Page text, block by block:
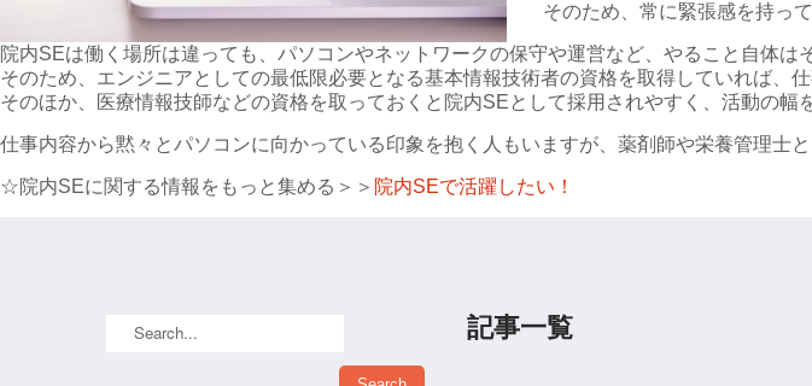
そのため、常に緊張感を持っ
院内SEは働く場所は違っても、パソコンやネットワークの保守や運営など、やること自体は
そのため、エンジニアとしての最低限必要となる基本情報技術者の資格を取得していれば、仕
そのほか、医療情報技師などの資格を取っておくと院内SEとして採用されやすく、活動の幅
仕事内容から黙々とパソコンに向かっている印象を抱く人もいますが、薬剤師や栄養管理士
☆院内SEに関する情報をもっと集める＞＞ 院内SEで活躍したい！
記事一覧